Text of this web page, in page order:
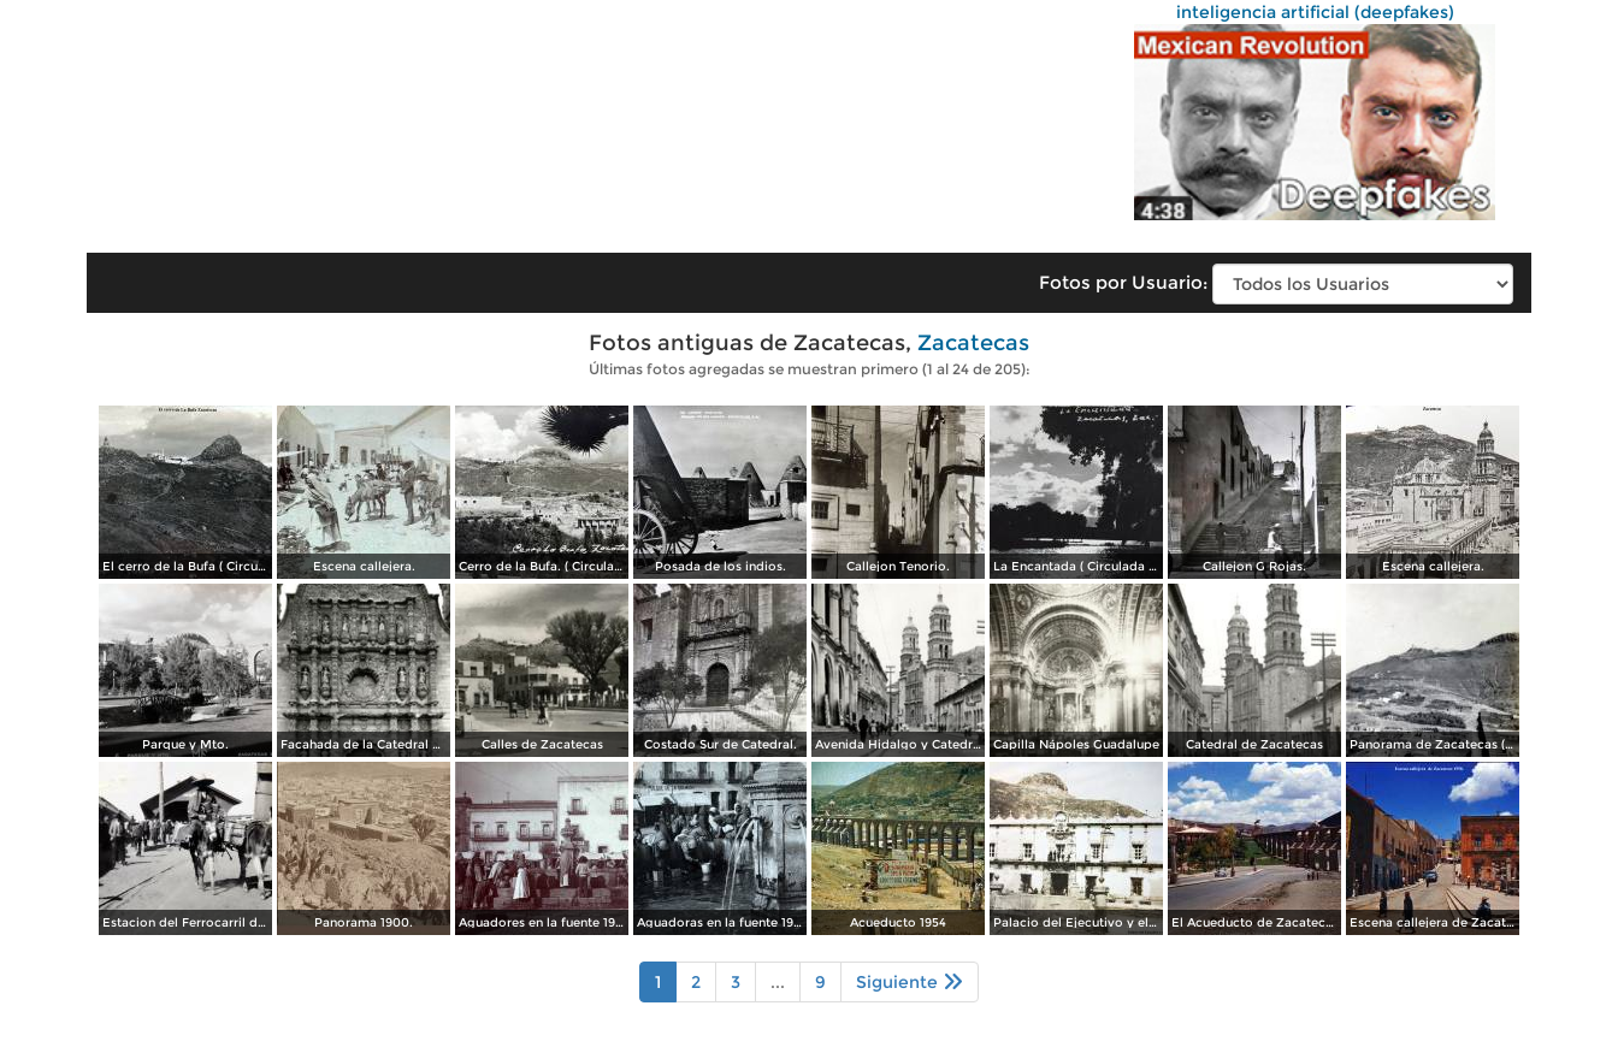
inteligencia artificial (deepfakes)
Fotos por Usuario:
Fotos antiguas de Zacatecas, Zacatecas
Últimas fotos agregadas se muestran primero (1 al 24 de 205):
El cerro de la Bufa ( Circulada el 5 de Diciembre de 1910 ). Escena callejera. Cerro de la Bufa. ( Circulada el 27 de Octubre de 1950 ). Posada de los indios. Callejon Tenorio. La Encantada ( Circulada el 26 de Mayo de 1948 ). Callejon G Rojas. Escena callejera.
Parque y Mto. Facahada de la Catedral de Zacatecas Calles de Zacatecas Costado Sur de Catedral. Avenida Hidalgo y Catedral de Zacatecas Capilla Nápoles Guadalupe Catedral de Zacatecas Panorama de Zacatecas ( 1909 ).
Estacion del Ferrocarril de Zacatecas ( 1909 ). Panorama 1900. Aguadores en la fuente 1904 Aguadoras en la fuente 1901 Acueducto 1954 Palacio del Ejecutivo y el cerro de La Bufa al fondo. Zacatecas. El Acueducto de Zacatecas 1958. Escena callejera de Zacatecas 1958.
1 2 3 ... 9 Siguiente